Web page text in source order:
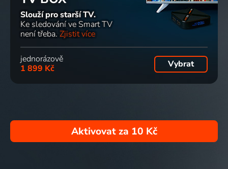
Slouží pro starší TV.
Ke sledování ve Smart TV
není třeba. Zjistit více
jednorázově
1 899 Kč
Vybrat
Aktivovat za 10 Kč